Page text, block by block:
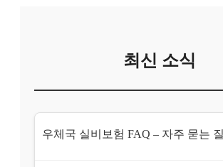
최신 소식
우체국 실비보험 FAQ – 자주 묻는